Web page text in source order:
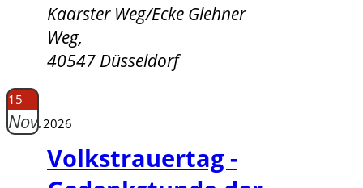
Kaarster Weg/Ecke Glehner
Weg,
40547 Düsseldorf
15
Nov.2026
Volkstrauertag -